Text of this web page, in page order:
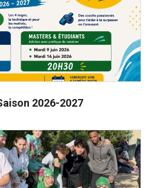
2026-2027